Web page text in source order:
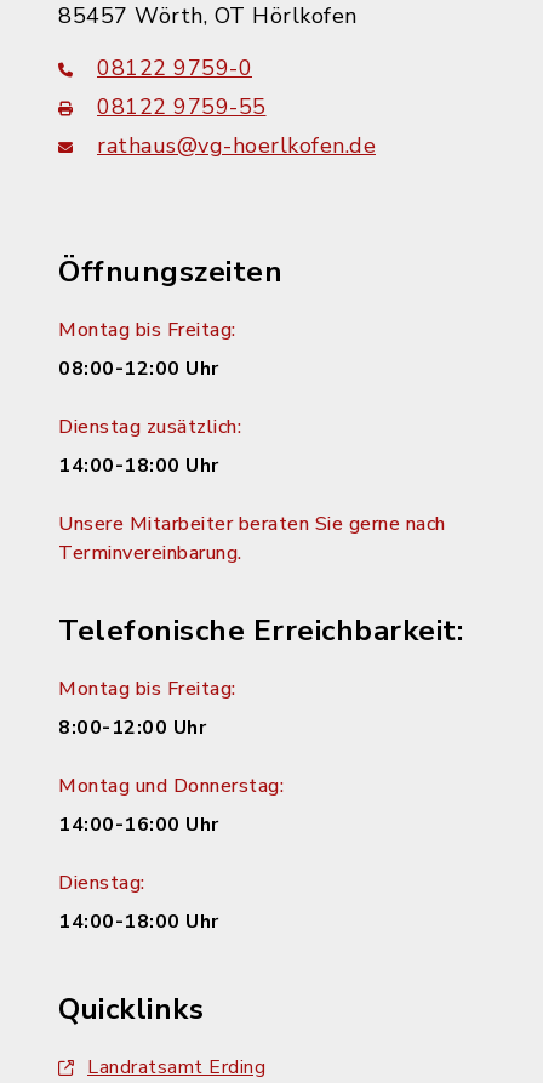
85457 Wörth, OT Hörlkofen
08122 9759-0
08122 9759-55
rathaus@vg-hoerlkofen.de
Öffnungszeiten
Montag bis Freitag:
08:00-12:00 Uhr
Dienstag zusätzlich:
14:00-18:00 Uhr
Unsere Mitarbeiter beraten Sie gerne nach
Terminvereinbarung.
Telefonische Erreichbarkeit:
Montag bis Freitag:
8:00-12:00 Uhr
Montag und Donnerstag:
14:00-16:00 Uhr
Dienstag:
14:00-18:00 Uhr
Quicklinks
Landratsamt Erding